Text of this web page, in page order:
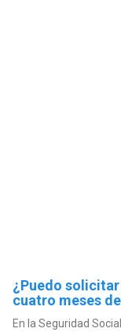
¿Puedo
cuatro meses
En la Seguridad